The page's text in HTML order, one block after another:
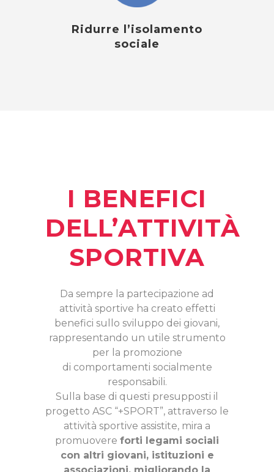
Ridurre l’isolamento
sociale
I BENEFICI
DELL’ATTIVITÀ
SPORTIVA
Da sempre la partecipazione ad
attività sportive ha creato effetti
benefici sullo sviluppo dei giovani,
rappresentando un utile strumento
per la promozione
di comportamenti socialmente
responsabili.
Sulla base di questi presupposti il
progetto ASC “+SPORT”, attraverso le
attività sportive assistite, mira a
promuovere forti legami sociali
con altri giovani, istituzioni e